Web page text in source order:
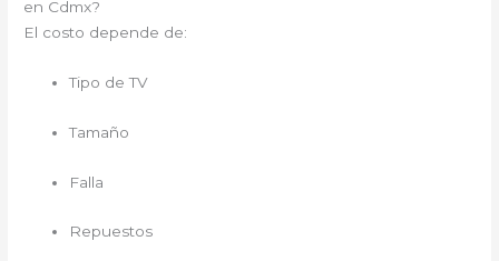
en Cdmx?
El costo depende de:
Tipo de TV
Tamaño
Falla
Repuestos